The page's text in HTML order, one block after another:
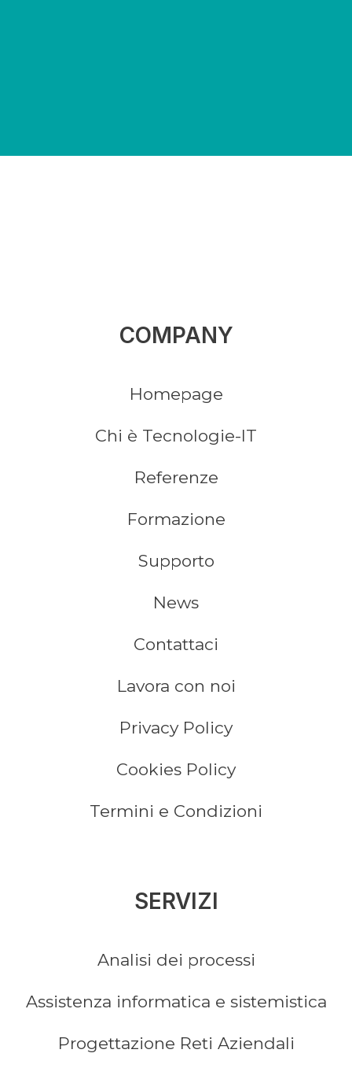
COMPANY
Homepage
Chi è Tecnologie-IT
Referenze
Formazione
Supporto
News
Contattaci
Lavora con noi
Privacy Policy
Cookies Policy
Termini e Condizioni
SERVIZI
Analisi dei processi
Assistenza informatica e sistemistica
Progettazione Reti Aziendali